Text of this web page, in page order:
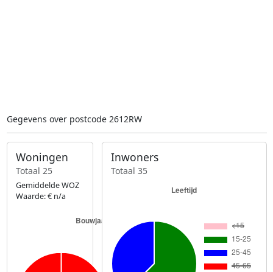
Gegevens over postcode 2612RW
Woningen
Totaal 25
Gemiddelde WOZ
Waarde: € n/a
Inwoners
Totaal 35